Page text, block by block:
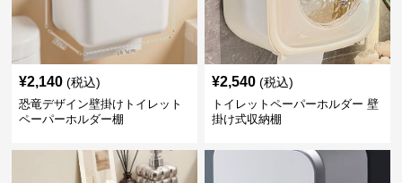
¥2,140 (税込)
恐竜デザイン壁掛けトイレット
ペーパーホルダー棚
¥2,540 (税込)
トイレットペーパーホルダー 壁
掛け式収納棚